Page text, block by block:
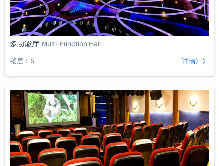
多功能厅 Multi-Function Hall
楼层：5 详情》》